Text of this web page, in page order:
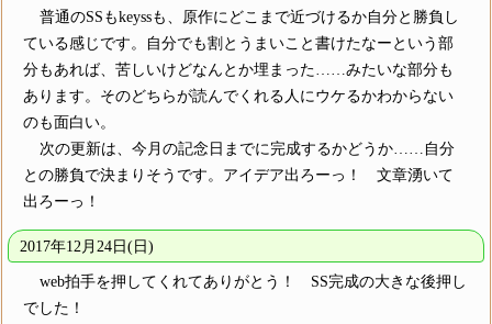
普通のSSもkeyssも、原作にどこまで近づけるか自分と勝負し
ている感じです。自分でも割とうまいこと書けたなーという部
分もあれば、苦しいけどなんとか埋まった……みたいな部分も
あります。そのどちらが読んでくれる人にウケるかわからない
のも面白い。
次の更新は、今月の記念日までに完成するかどうか……自分
との勝負で決まりそうです。アイデア出ろーっ！ 文章湧いて
出ろーっ！
2017年12月24日(日)
web拍手を押してくれてありがとう！ SS完成の大きな後押し
でした！